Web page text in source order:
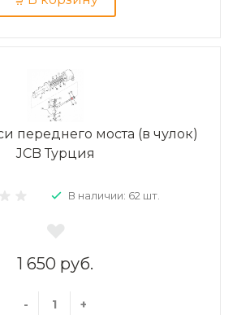
переднего моста (в чулок)
JCB Турция
В наличии: 62 шт.
1 650 руб.
- +